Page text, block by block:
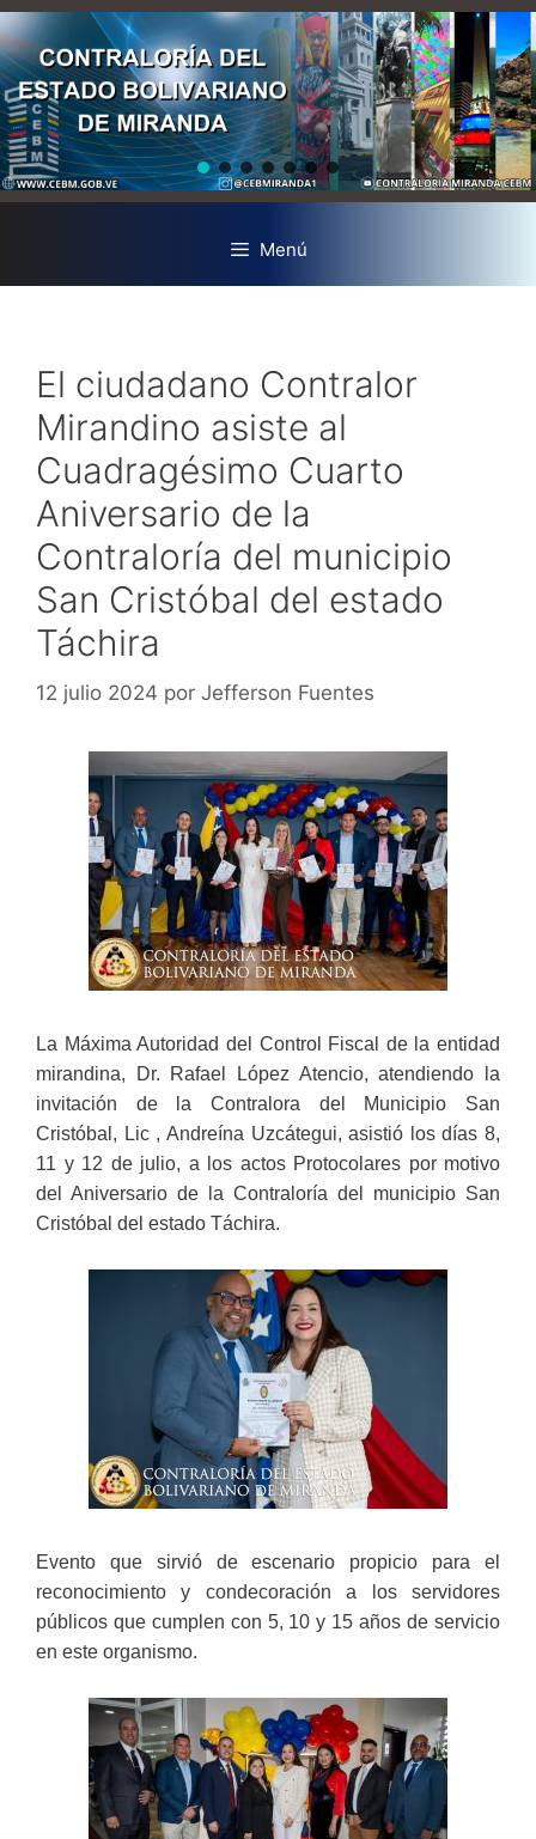
Menú
El ciudadano Contralor
Mirandino asiste al
Cuadragésimo Cuarto
Aniversario de la
Contraloría del municipio
San Cristóbal del estado
Táchira
12 julio 2024 por Jefferson Fuentes
La Máxima Autoridad del Control Fiscal de la entidad
mirandina, Dr. Rafael López Atencio, atendiendo la
invitación de la Contralora del Municipio San
Cristóbal, Lic , Andreína Uzcátegui, asistió los días 8,
11 y 12 de julio, a los actos Protocolares por motivo
del Aniversario de la Contraloría del municipio San
Cristóbal del estado Táchira.
Evento que sirvió de escenario propicio para el
reconocimiento y condecoración a los servidores
públicos que cumplen con 5, 10 y 15 años de servicio
en este organismo.